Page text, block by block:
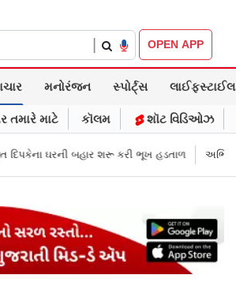
OPEN APP
મનોરંજન સ્પોર્ટ્સ લાઈફસ્ટાઈલ
તમારે માટે કૉલમ શૉટ વિડિઓઝ
અભિજીત દિપકેએ CJPની નવી નીતિ જાહેર